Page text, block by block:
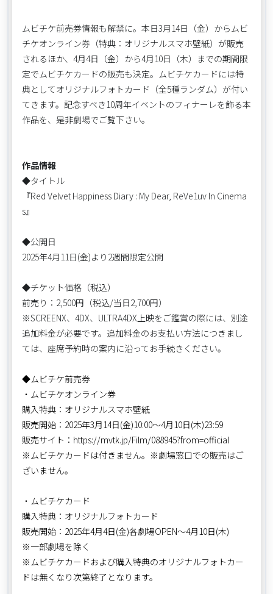
ムビチケ前売券情報も解禁に。本日3月14日（金）からムビ
チケオンライン券（特典：オリジナルスマホ壁紙）が販売
されるほか、4月4日（金）から4月10日（木）までの期間限
定でムビチケカードの販売も決定。ムビチケカードには特
典としてオリジナルフォトカード（全5種ランダム）が付い
てきます。記念すべき10周年イベントのフィナーレを飾る本
作品を、是非劇場でご覧下さい。
作品情報
◆タイトル
『Red Velvet Happiness Diary : My Dear, ReVe1uv In Cinema
s』
◆公開日
2025年4月11日(金)より2週間限定公開
◆チケット価格（税込）
前売り：2,500円（税込/当日2,700円）
※SCREENX、4DX、ULTRA4DX上映をご鑑賞の際には、別途
追加料金が必要です。追加料金のお支払い方法につきまし
ては、座席予約時の案内に沿ってお手続きください。
◆ムビチケ前売券
・ムビチケオンライン券
購入特典：オリジナルスマホ壁紙
販売開始：2025年3月14日(金)10:00～4月10日(木)23:59
販売サイト：https://mvtk.jp/Film/088945?from=official
※ムビチケカードは付きません。※劇場窓口での販売はご
ざいません。
・ムビチケカード
購入特典：オリジナルフォトカード
販売開始：2025年4月4日(金)各劇場OPEN～4月10日(木)
※一部劇場を除く
※ムビチケカードおよび購入特典のオリジナルフォトカー
ドは無くなり次第終了となります。